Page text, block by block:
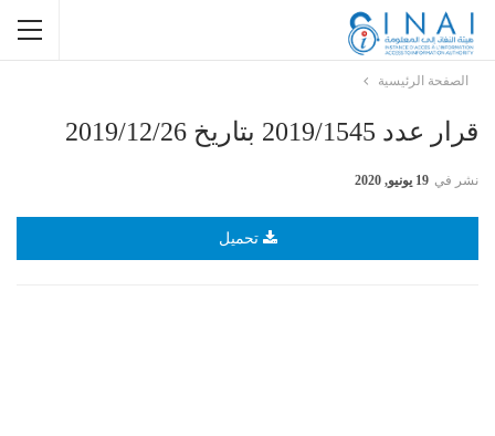
الصفحة الرئيسية
قرار عدد 2019/1545 بتاريخ 2019/12/26
نشر في 19 يونيو, 2020
تحميل